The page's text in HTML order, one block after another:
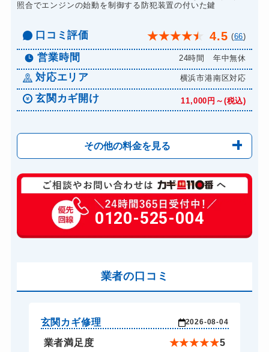
照合でエンジンの始動を制御する防犯装置の付いた鍵
口コミ評価 ★★★★★ 4.5 (66)
営業時間 24時間 年中無休
対応エリア 横浜市港南区対応
玄関カギ開け 11,000円～(税込)
その他の料金を見る
玄関カギ修理 6,600円～(税込)
玄関カギ作成 14,300円～(税込)
玄関カギ交換 14,300円～(税込)
バイクカギ開け
スーツケースカギ開け 8,800円～(税込)
スーツケースカギ作成 8,800円～(税込)
0120-525-004
業者の口コミ
玄関カギ修理 2026-08-04
業者満足度 ★★★★★5